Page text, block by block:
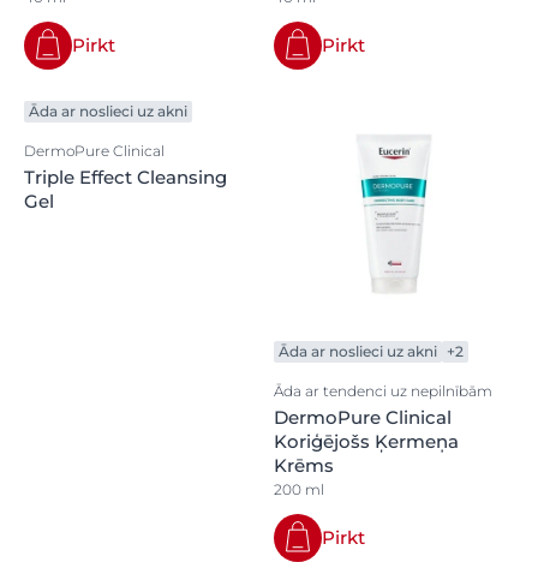
Pirkt Pirkt
Āda ar noslieci uz akni
DermoPure Clinical
Triple Effect Cleansing
Gel
Āda ar noslieci uz akni +2
Āda ar tendenci uz nepilnībām
DermoPure Clinical
Koriģējošs Ķermeņa
Krēms
200 ml
Pirkt